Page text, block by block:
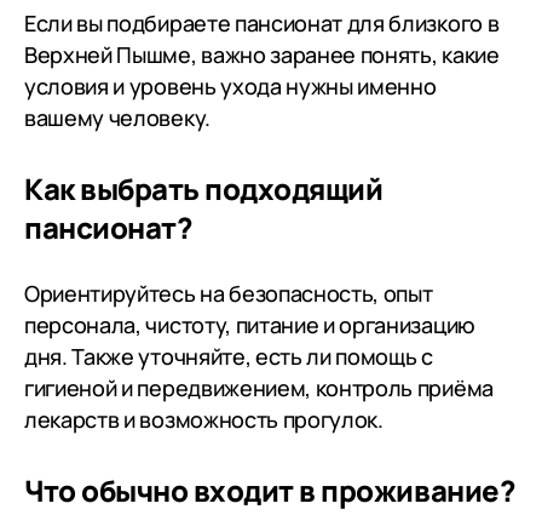
всем вам за его дни в Опеке🙏🙏
🙏всего самого лучшего вам и
вашим семьям, будьте здоровы и
терпения, мужества,
спокойствия вам в таком
всех нас деле- уходе за нашими
родными и близкими🙏🙏🙏 Всем,
чьи родные и близкие, оказались,
ситуации невозможности
проживания одни или даже
совместное проживание
невозможно, РЕКОМЕНДУЮ
Дегтярский пансионат. Был опыт
сюда могу рекомендовать. Это
лучшее, что вы можете дать
Если вы подбираете пансионат для близкого в
Верхней Пышме, важно заранее понять, какие
условия и уровень ухода нужны именно
вашему человеку.
Как выбрать подходящий
пансионат?
Ориентируйтесь на безопасность, опыт
персонала, чистоту, питание и организацию
дня. Также уточняйте, есть ли помощь с
гигиеной и передвижением, контроль приёма
лекарств и возможность прогулок.
Что обычно входит в проживание?